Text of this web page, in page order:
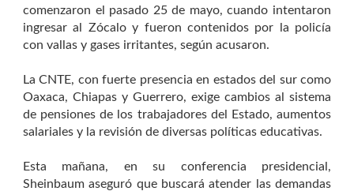
comenzaron el pasado 25 de mayo, cuando intentaron
ingresar al Zócalo y fueron contenidos por la policía
con vallas y gases irritantes, según acusaron.
La CNTE, con fuerte presencia en estados del sur como
Oaxaca, Chiapas y Guerrero, exige cambios al sistema
de pensiones de los trabajadores del Estado, aumentos
salariales y la revisión de diversas políticas educativas.
Esta mañana, en su conferencia presidencial,
Sheinbaum aseguró que buscará atender las demandas